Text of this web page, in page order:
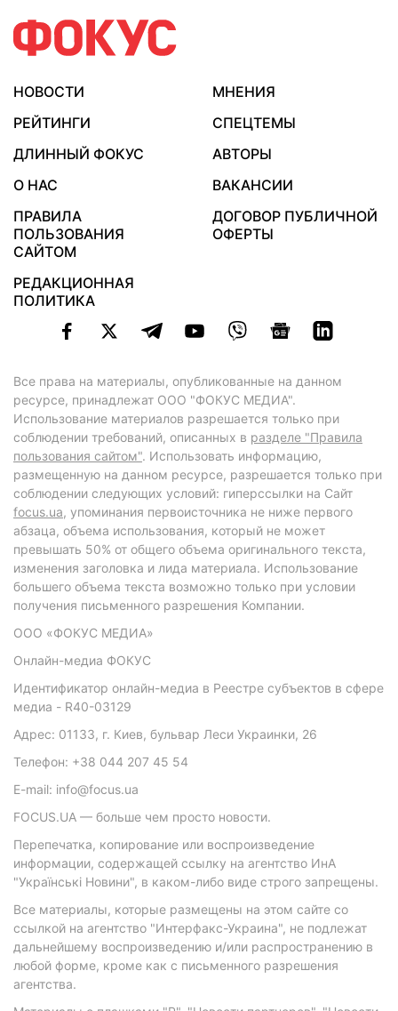
НОВОСТИ
МНЕНИЯ
РЕЙТИНГИ
СПЕЦТЕМЫ
ДЛИННЫЙ ФОКУС
АВТОРЫ
О НАС
ВАКАНСИИ
ПРАВИЛА
ПОЛЬЗОВАНИЯ
САЙТОМ
ДОГОВОР ПУБЛИЧНОЙ
ОФЕРТЫ
РЕДАКЦИОННАЯ
ПОЛИТИКА
Все права на материалы, опубликованные на данном
ресурсе, принадлежат ООО "ФОКУС МЕДИА".
Использование материалов разрешается только при
соблюдении требований, описанных в разделе "Правила
пользования сайтом". Использовать информацию,
размещенную на данном ресурсе, разрешается только при
соблюдении следующих условий: гиперссылки на Сайт
focus.ua, упоминания первоисточника не ниже первого
абзаца, объема использования, который не может
превышать 50% от общего объема оригинального текста,
изменения заголовка и лида материала. Использование
большего объема текста возможно только при условии
получения письменного разрешения Компании.
ООО «ФОКУС МЕДИА»
Онлайн-медиа ФОКУС
Идентификатор онлайн-медиа в Реестре субъектов в сфере
медиа - R40-03129
Адрес: 01133, г. Киев, бульвар Леси Украинки, 26
Телефон: +38 044 207 45 54
E-mail: info@focus.ua
FOCUS.UA — больше чем просто новости.
Перепечатка, копирование или воспроизведение
информации, содержащей ссылку на агентство ИнА
"Українські Новини", в каком-либо виде строго запрещены.
Все материалы, которые размещены на этом сайте со
ссылкой на агентство "Интерфакс-Украина", не подлежат
дальнейшему воспроизведению и/или распространению в
любой форме, кроме как с письменного разрешения
агентства.